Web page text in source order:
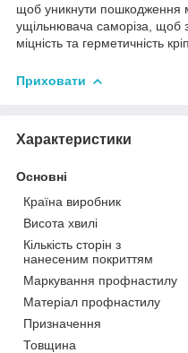
щоб уникнути пошкодження
ущільнювача саморіза, щоб
міцність та герметичність
Приховати
Характеристики
Основні
Країна виробник
Висота хвилі
Кількість сторін з
нанесеним покриттям
Маркування профнастилу
Матеріал профнастилу
Призначення
Товщина